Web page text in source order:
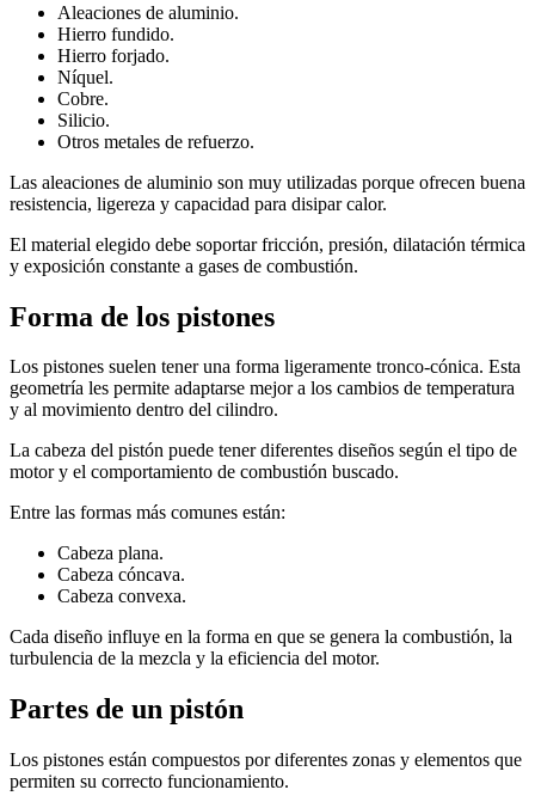
Aleaciones de aluminio.
Hierro fundido.
Hierro forjado.
Níquel.
Cobre.
Silicio.
Otros metales de refuerzo.
Las aleaciones de aluminio son muy utilizadas porque ofrecen buena
resistencia, ligereza y capacidad para disipar calor.
El material elegido debe soportar fricción, presión, dilatación térmica
y exposición constante a gases de combustión.
Forma de los pistones
Los pistones suelen tener una forma ligeramente tronco-cónica. Esta
geometría les permite adaptarse mejor a los cambios de temperatura
y al movimiento dentro del cilindro.
La cabeza del pistón puede tener diferentes diseños según el tipo de
motor y el comportamiento de combustión buscado.
Entre las formas más comunes están:
Cabeza plana.
Cabeza cóncava.
Cabeza convexa.
Cada diseño influye en la forma en que se genera la combustión, la
turbulencia de la mezcla y la eficiencia del motor.
Partes de un pistón
Los pistones están compuestos por diferentes zonas y elementos que
permiten su correcto funcionamiento.